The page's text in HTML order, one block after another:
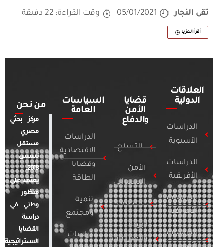
تقى النجار 05/01/2021 وقت القراءة: 22 دقيقة
أقرأ المزيد
العلاقات
الدولية
الدراسات
الآسيوية
الدراسات
الأفريقية
الدراسات
الأمريكية
الدراسات
قضايا
الأمن
والدفاع
التسلح
الأمن
السيبراني
التطرف
الإرهاب
والصراعات
السياسات
العامة
الدراسات
الاقتصادية
وقضايا
الطاقة
تنمية
ومجتمع
دراسات
من نحن
مركز بحثي
مصري
مستقل
تأسس
2018.
يعتمد على
منظور
وطني في
دراسة
القضايا
الاستراتيجية